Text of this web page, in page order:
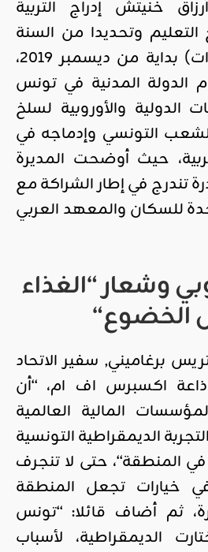
خنيتش إدراج التربية
وتحديدا من السنة
التحضيرية (5 سنوات) بداية من ديسمبر 2019،
الدولة المدنية في تونس
الدولية والأوروبية لسلخ
التونسي وإدماجه في
حيث أوضحت المديرة
تندرج في إطار الشراكة مع
للسكان والمعهد العربي
وشعار “الغذاء
الخضوع“
برغاميني, سفير الاتحاد
اكسبرس اف ام، “أن
المالية العالمية
الديمقراطية التونسية
المنطقة“، حتى لا تنجرف
خيارات تجعل المنطقة
ثم أضاف قائلا: “تونس
الديمقراطية، لأسباب